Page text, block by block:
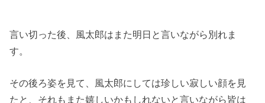
言い切った後、風太郎はまた明日と言いながら別れま
す。
その後ろ姿を見て、風太郎にしては珍しい寂しい顔を見
たと、それもまた嬉しいかもしれないと言いながら皆は